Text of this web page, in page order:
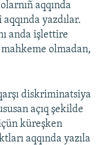
aqqında
yazdılar.
anda işlettire
olmadan,
diskriminatsiya
açıq şekilde
küreşken
aqqında yazıla